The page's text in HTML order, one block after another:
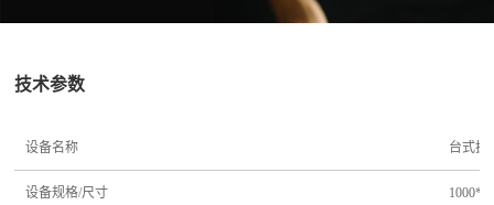
技术参数
设备名称 台式披
设备规格/尺寸